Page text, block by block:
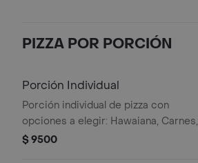
PIZZA POR PORCIÓN
Porción Individual
Porción individual de pizza con
opciones a elegir: Hawaiana, Carnes,
Ranchera, Mexicana, o Pollo con
$ 9500